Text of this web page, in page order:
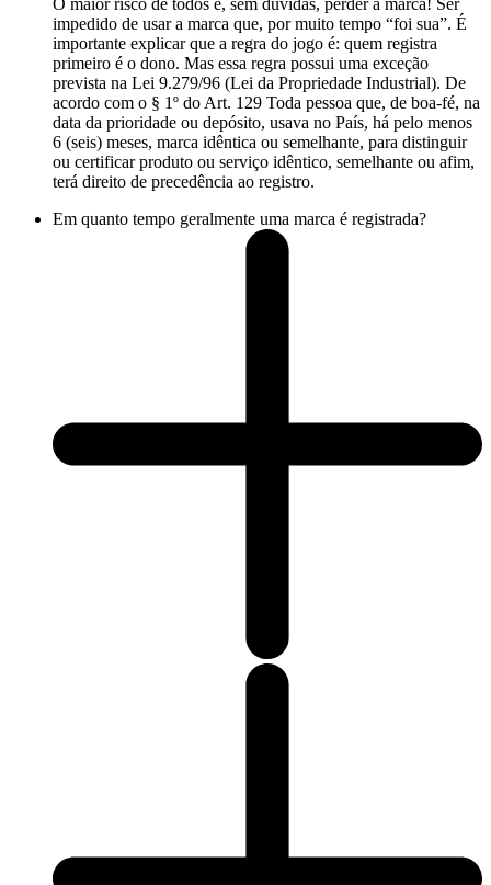
O maior risco de todos é, sem dúvidas, perder a marca! Ser
impedido de usar a marca que, por muito tempo “foi sua”. É
importante explicar que a regra do jogo é: quem registra
primeiro é o dono. Mas essa regra possui uma exceção
prevista na Lei 9.279/96 (Lei da Propriedade Industrial). De
acordo com o § 1º do Art. 129 Toda pessoa que, de boa-fé, na
data da prioridade ou depósito, usava no País, há pelo menos
6 (seis) meses, marca idêntica ou semelhante, para distinguir
ou certificar produto ou serviço idêntico, semelhante ou afim,
terá direito de precedência ao registro.
Em quanto tempo geralmente uma marca é registrada?